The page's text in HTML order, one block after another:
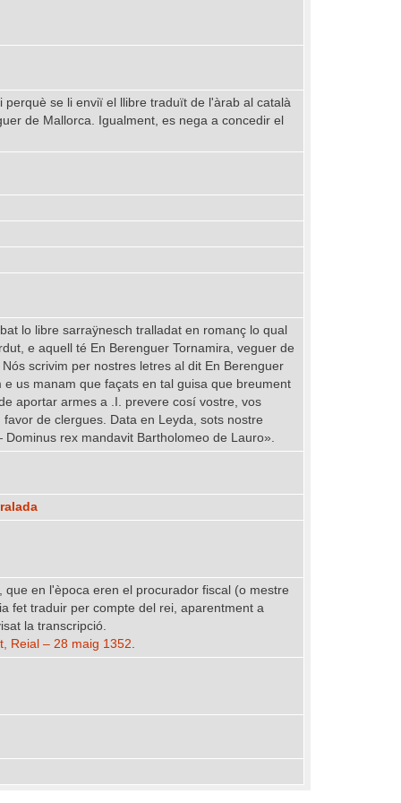
se li enviï el llibre traduït de l'àrab al català
de Mallorca. Igualment, es nega a concedir el
lo libre sarraÿnesch tralladat en romanç lo qual
e aquell té En Berenguer Tornamira, veguer de
scrivim per nostres letres al dit En Berenguer
us manam que façats en tal guisa que breument
aportar armes a .I. prevere cosí vostre, vos
de clergues. Data en Leyda, sots nostre
rex mandavit Bartholomeo de Lauro».
en l'època eren el procurador fiscal (o mestre
fet traduir per compte del rei, aparentment a
la transcripció.
Reial – 28 maig 1352.